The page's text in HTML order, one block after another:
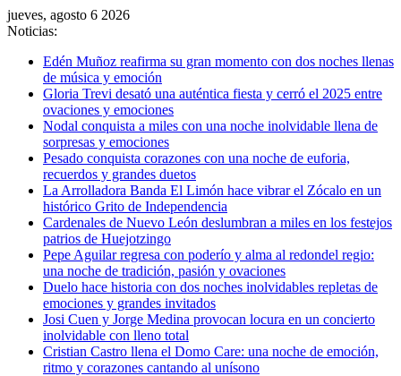
jueves, agosto 6 2026
Noticias:
Edén Muñoz reafirma su gran momento con dos noches llenas
de música y emoción
Gloria Trevi desató una auténtica fiesta y cerró el 2025 entre
ovaciones y emociones
Nodal conquista a miles con una noche inolvidable llena de
sorpresas y emociones
Pesado conquista corazones con una noche de euforia,
recuerdos y grandes duetos
La Arrolladora Banda El Limón hace vibrar el Zócalo en un
histórico Grito de Independencia
Cardenales de Nuevo León deslumbran a miles en los festejos
patrios de Huejotzingo
Pepe Aguilar regresa con poderío y alma al redondel regio:
una noche de tradición, pasión y ovaciones
Duelo hace historia con dos noches inolvidables repletas de
emociones y grandes invitados
Josi Cuen y Jorge Medina provocan locura en un concierto
inolvidable con lleno total
Cristian Castro llena el Domo Care: una noche de emoción,
ritmo y corazones cantando al unísono